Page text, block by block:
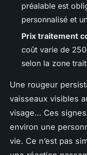
préalable est
personnalisé et
Prix traitement
coût varie de
selon la zone
Une rougeur
vaisseaux visibles
visage… Ces
environ une
vie. Ce n’est pas